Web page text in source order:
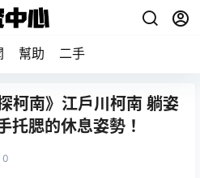
幫助 二手
柯南》江戶川柯南 躺姿
托腮的休息姿勢！
0